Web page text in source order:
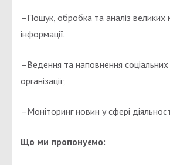
–Пошук, обробка та аналіз великих
інформації.
–Ведення та наповнення
організації;
–Моніторинг новин у сфері
Що ми пропонуємо: